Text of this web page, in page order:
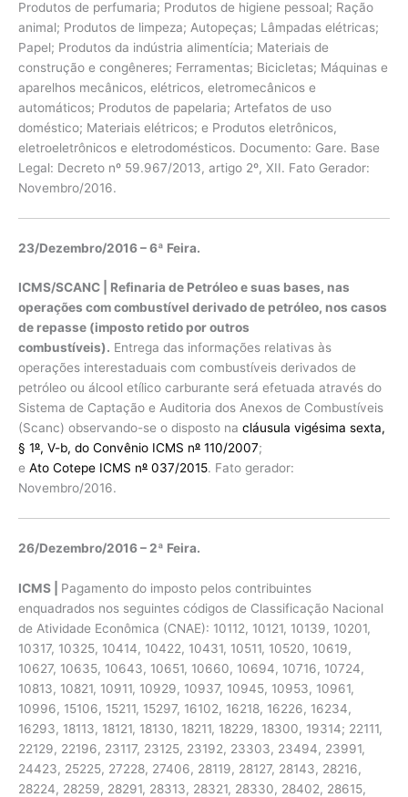
Produtos de perfumaria; Produtos de higiene pessoal; Ração
animal; Produtos de limpeza; Autopeças; Lâmpadas elétricas;
Papel; Produtos da indústria alimentícia; Materiais de
construção e congêneres; Ferramentas; Bicicletas; Máquinas e
aparelhos mecânicos, elétricos, eletromecânicos e
automáticos; Produtos de papelaria; Artefatos de uso
doméstico; Materiais elétricos; e Produtos eletrônicos,
eletroeletrônicos e eletrodomésticos. Documento: Gare. Base
Legal: Decreto nº 59.967/2013, artigo 2º, XII. Fato Gerador:
Novembro/2016.
23/Dezembro/2016 – 6ª Feira.
ICMS/SCANC | Refinaria de Petróleo e suas bases, nas
operações com combustível derivado de petróleo, nos casos
de repasse (imposto retido por outros
combustíveis). Entrega das informações relativas às
operações interestaduais com combustíveis derivados de
petróleo ou álcool etílico carburante será efetuada através do
Sistema de Captação e Auditoria dos Anexos de Combustíveis
(Scanc) observando-se o disposto na cláusula vigésima sexta,
§ 1º, V-b, do Convênio ICMS nº 110/2007;
e Ato Cotepe ICMS nº 037/2015. Fato gerador:
Novembro/2016.
26/Dezembro/2016 – 2ª Feira.
ICMS | Pagamento do imposto pelos contribuintes
enquadrados nos seguintes códigos de Classificação Nacional
de Atividade Econômica (CNAE): 10112, 10121, 10139, 10201,
10317, 10325, 10414, 10422, 10431, 10511, 10520, 10619,
10627, 10635, 10643, 10651, 10660, 10694, 10716, 10724,
10813, 10821, 10911, 10929, 10937, 10945, 10953, 10961,
10996, 15106, 15211, 15297, 16102, 16218, 16226, 16234,
16293, 18113, 18121, 18130, 18211, 18229, 18300, 19314; 22111,
22129, 22196, 23117, 23125, 23192, 23303, 23494, 23991,
24423, 25225, 27228, 27406, 28119, 28127, 28143, 28216,
28224, 28259, 28291, 28313, 28321, 28330, 28402, 28615,